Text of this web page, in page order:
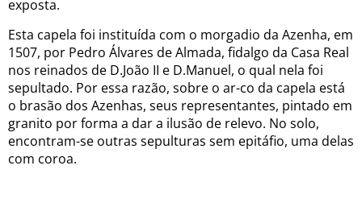
exposta.
Esta capela foi instituída com o morgadio da Azenha, em
1507, por Pedro Álvares de Almada, fidalgo da Casa Real
nos reinados de D.João II e D.Manuel, o qual nela foi
sepultado. Por essa razão, sobre o ar-co da capela está
o brasão dos Azenhas, seus representantes, pintado em
granito por forma a dar a ilusão de relevo. No solo,
encontram-se outras sepulturas sem epitáfio, uma delas
com coroa.